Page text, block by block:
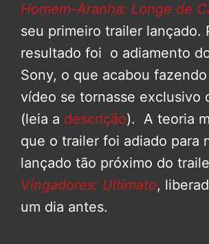
Homem-Aranha: Longe de
seu primeiro trailer lançado.
resultado foi o adiamento
Sony, o que acabou
vídeo se tornasse exclusivo
(leia a descrição). A teoria
que o trailer foi adiado para
lançado tão próximo do
Vingadores: Ultimato,
um dia antes.